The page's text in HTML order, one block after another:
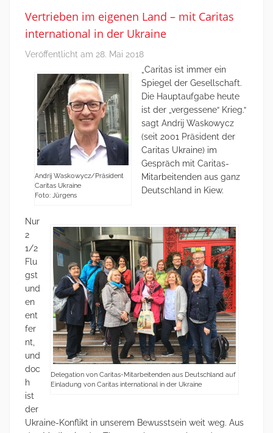
Vertrieben im eigenen Land – mit Caritas
international in der Ukraine
Veröffentlicht am 28. Mai 2018
Andrij Waskowycz/Präsident
Caritas Ukraine
Foto: Jürgens
„Caritas ist immer ein
Spiegel der Gesellschaft.
Die Hauptaufgabe heute
ist der „vergessene“ Krieg.“
sagt Andrij Waskowycz
(seit 2001 Präsident der
Caritas Ukraine) im
Gespräch mit Caritas-
Mitarbeitenden aus ganz
Deutschland in Kiew.
Delegation von Caritas-Mitarbeitenden aus Deutschland auf
Einladung von Caritas international in der Ukraine
Nur
2
1/2
Flu
gst
und
en
ent
fer
nt,
und
doc
h
ist
der
Ukraine-Konflikt in unserem Bewusstsein weit weg. Aus